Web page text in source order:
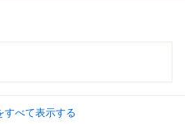
すべて表示する